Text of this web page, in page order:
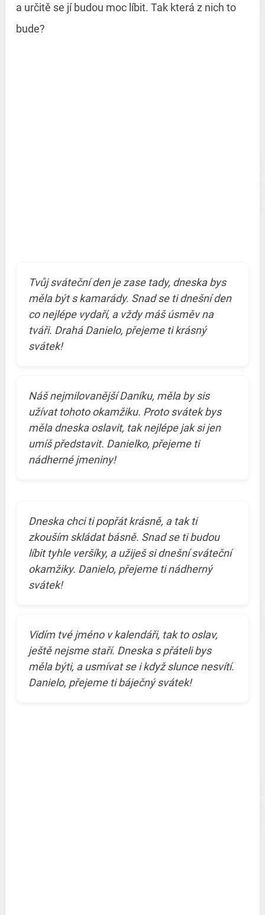
a určitě se jí budou moc líbit. Tak která z nich to
bude?
Tvůj sváteční den je zase tady, dneska bys
měla být s kamarády. Snad se ti dnešní den
co nejlépe vydaří, a vždy máš úsměv na
tváři. Drahá Danielo, přejeme ti krásný
svátek!
Náš nejmilovanější Daníku, měla by sis
užívat tohoto okamžiku. Proto svátek bys
měla dneska oslavit, tak nejlépe jak si jen
umíš představit. Danielko, přejeme ti
nádherné jmeniny!
Dneska chci ti popřát krásně, a tak ti
zkouším skládat básně. Snad se ti budou
líbit tyhle veršíky, a užiješ si dnešní sváteční
okamžiky. Danielo, přejeme ti nádherný
svátek!
Vidím tvé jméno v kalendáři, tak to oslav,
ještě nejsme staří. Dneska s přáteli bys
měla býti, a usmívat se i když slunce nesvítí.
Danielo, přejeme ti báječný svátek!